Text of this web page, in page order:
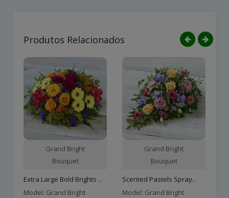
Produtos Relacionados
Grand Bright
Bouquet
Extra Large Bold Brights ..
Model: Grand Bright
Grand Bright
Bouquet
Scented Pastels Spray..
Model: Grand Bright